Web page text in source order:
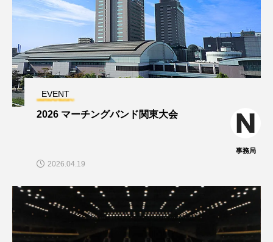
EVENT
2026 マーチングバンド関東大会
事務局
2026.04.19